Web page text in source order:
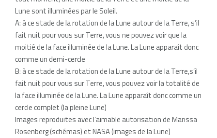
Lune sont illuminées par le Soleil.
A: à ce stade de la rotation de la Lune autour de la Terre, s’il
fait nuit pour vous sur Terre, vous ne pouvez voir que la
moitié de la face illuminée de la Lune. La Lune apparaît donc
comme un demi-cercle
B: à ce stade de la rotation de la Lune autour de la Terre,s’il
fait nuit pour vous sur Terre, vous pouvez voir la totalité de
la face illuminée de la Lune. La Lune apparaît donc comme un
cercle complet (la pleine Lune)
Images reproduites avec l’aimable autorisation de Marissa
Rosenberg (schémas) et NASA (images de la Lune)